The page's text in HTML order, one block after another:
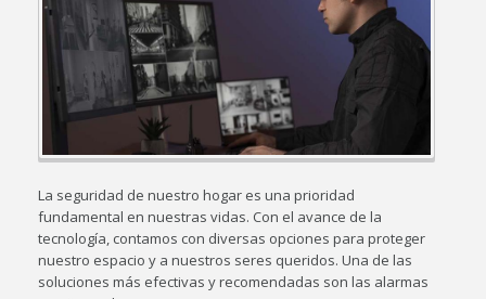
La seguridad de nuestro hogar es una prioridad
fundamental en nuestras vidas. Con el avance de la
tecnología, contamos con diversas opciones para proteger
nuestro espacio y a nuestros seres queridos. Una de las
soluciones más efectivas y recomendadas son las alarmas